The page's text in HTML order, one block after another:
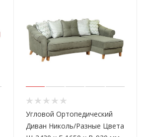
Угловой Ортопедический
Диван Николь/Разные Цвета